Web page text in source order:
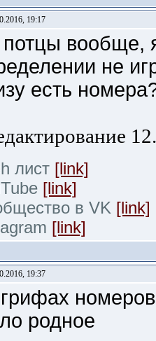
19:17
вообще,
не
есть
лист [link]
[link]
в VK [link]
[link]
19:37
родное